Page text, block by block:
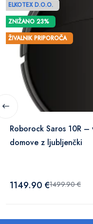
ELKOTEX D.O.O.
ZNIŽANO 23%
ŽIVALNIK PRIPOROČA
Roborock Saros 10R
domove z ljubljenčki
1149.90 €1499.90 €